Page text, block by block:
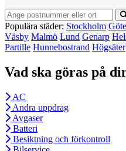
Populära städer: Stockholm
Väsby Malmö Lund Genarp
Partille Hunnebostrand Högsäter
Vad ska göras på
AC
Andra uppdrag
Avgaser
Batteri
Besiktning och förkontroll